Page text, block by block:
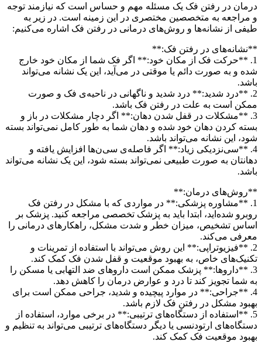
درمان در رفتن فک یک مسئله مهم و حساس است که نیازمند توجه
و مراجعه به متخصصین مختصری در این زمینه است. در زیر به
طیفی از نشانه‌ها و روش‌های درمانی در رفتن فک اشاره می‌کنیم:
**نشانه‌های در رفتن فک:**
1. **حرکت فک از مکان خود:** اگر فک شما از مکان خود خارج
شده و به صورت دائم یا موقتی در می‌آید، این یک نشانه می‌تواند
باشد.
2. **درد شدید:** درد شدید و ناگهانی در ناحیه‌ی فک و صورت
ممکن است به علت در رفتن فک باشد.
3. **مشکلات در قفل شدن دهان:** اگر دچار مشکلات در باز و
بسته کردن دهان خود شده و دهان شما به طور کامل نمی‌تواند بسته
شود، این نشانه می‌تواند باشد.
4. **سی‌نزدیکی زیاد:** اگر فاصله‌ی سی‌ن‌ها افزایش یافته و
دهانتان به صورت طبیعی نمی‌تواند بسته شود، این یک نشانه می‌تواند
باشد.
**روش‌های درمان:**
1. **مشاوره پزشکی:** در مواردی که با مشکل در رفتن فک
روبرو شده‌اید، ابتدا باید به پزشک تخصصی مراجعه کنید. پزشک بر
اساس تشخیص، میزان خطر و شدت مشکل، راهکارهای درمانی را
معرفی می‌کند.
2. **فیزیوتراپی:** این روش می‌تواند با استفاده از تمرینات و
تکنیک‌های خاص، به بهبود موقعیت و قفل شدن فک کمک کند.
3. **داروها:** پزشک ممکن است داروهای ضد التهابی یا مسکن را
به شما تجویز کند تا درد و عوارض درمان را کاهش دهد.
4. **جراحی:** در موارد پیچیده و شدید، جراحی ممکن است برای
بهبود مشکل در رفتن فک لازم باشد.
5. **استفاده از دستگاه‌های ترتیبی:** در برخی موارد، استفاده از
دستگاه‌های ارتودنسی یا دیگر دستگاه‌های ترتیبی می‌تواند به تنظیم و
بهبود موقعیت فک کمک کند.